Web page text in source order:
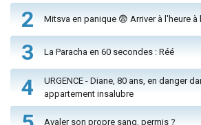
2 Mitsva en panique 😨 Arriver à l'heure à
3 La Paracha en 60 secondes : Réé
4
URGENCE - Diane, 80 ans, en danger
appartement insalubre
Avaler son propre sang, permis ?